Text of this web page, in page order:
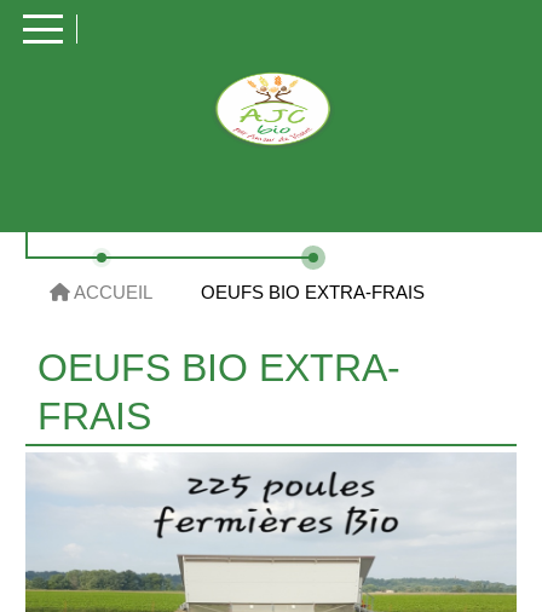
ACCUEIL OEUFS BIO EXTRA-FRAIS
OEUFS BIO EXTRA-
FRAIS